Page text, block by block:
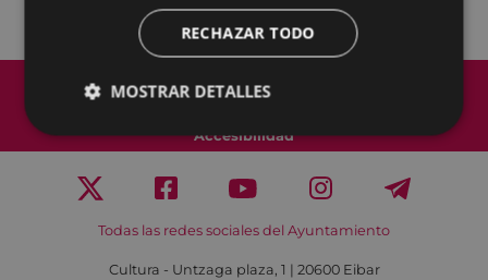
utxabank
Accesibilidad
Todas las redes sociales del Ayuntamiento
Cultura - Untzaga plaza, 1 | 20600 Eibar
RECHAZAR TODO
MOSTRAR DETALLES